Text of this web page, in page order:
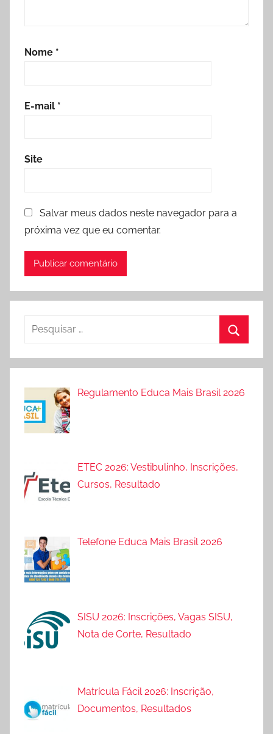
Nome *
E-mail *
Site
Salvar meus dados neste navegador para a
próxima vez que eu comentar.
Pesquisar
Regulamento Educa Mais Brasil 2026
ETEC 2026: Vestibulinho, Inscrições,
Cursos, Resultado
Telefone Educa Mais Brasil 2026
SISU 2026: Inscrições, Vagas SISU,
Nota de Corte, Resultado
Matrícula Fácil 2026: Inscrição,
Documentos, Resultados